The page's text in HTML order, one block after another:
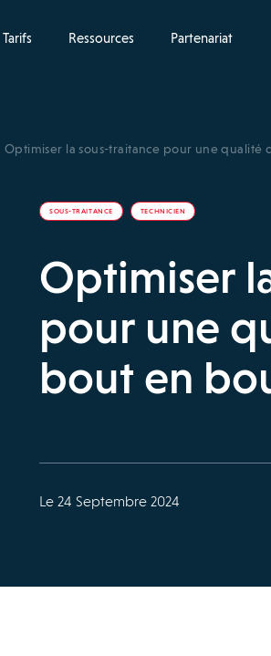
Tarifs Ressources Partenariat
Optimiser la sous-traitance pour une qualité
SOUS-TRAITANCE TECHNICIEN
Optimiser
pour une
bout en
Le 24 Septembre 2024